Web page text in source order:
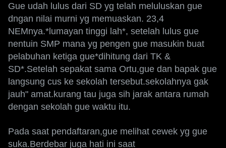
Gue udah lulus dari SD yg telah meluluskan gue
dngan nilai murni yg memuaskan. 23,4
NEMnya.*lumayan tinggi lah*, setelah lulus gue
nentuin SMP mana yg pengen gue masukin buat
pelabuhan ketiga gue*dihitung dari TK &
SD*.Setelah sepakat sama Ortu,gue dan bapak gue
langsung cus ke sekolah tersebut.sekolahnya gak
jauh" amat.kurang tau juga sih jarak antara rumah
dengan sekolah gue waktu itu.
Pada saat pendaftaran,gue melihat cewek yg gue
suka.Berdebar juga hati ini saat